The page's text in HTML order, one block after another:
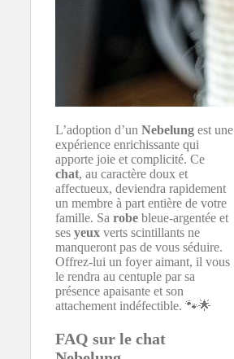
L’adoption d’un Nebelung est une
expérience enrichissante qui
apporte joie et complicité. Ce
chat, au caractère doux et
affectueux, deviendra rapidement
un membre à part entière de votre
famille. Sa robe bleue-argentée et
ses yeux verts scintillants ne
manqueront pas de vous séduire.
Offrez-lui un foyer aimant, il vous
le rendra au centuple par sa
présence apaisante et son
attachement indéfectible. 🐾🌟
FAQ sur le chat